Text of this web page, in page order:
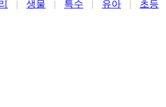
| 생물 | 특수 | 유아 | 초등